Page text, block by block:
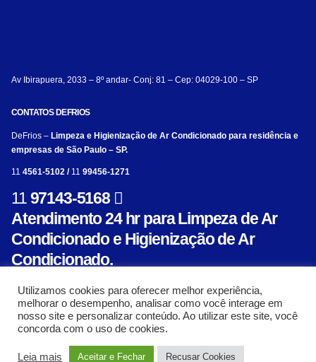
Av Ibirapuera, 2033 – 8º andar- Conj: 81 – Cep: 04029-100 – SP
CONTATOS DEFRIOS
DeFrios – Limpeza e Higienização de Ar Condicionado para residência e
empresas de São Paulo – SP.
11 4561-5102 / 11 99456-1271
1197143-5168
Atendimento 24 hr para Limpeza de Ar
Condicionado e Higienização de Ar
Condicionado.
© Limpeza e Higienização de aparelho de ar condicionado para residência e empresa
- Defrios 2018. Criado com ❤ por:AL Mídia Digital
Utilizamos cookies para oferecer melhor experiência,
melhorar o desempenho, analisar como você interage em
nosso site e personalizar conteúdo. Ao utilizar este site, você
concorda com o uso de cookies.
Leia mais Aceitar e Fechar Recusar Cookies